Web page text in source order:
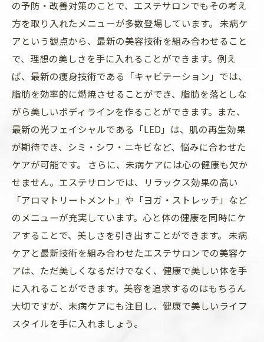
の予防・改善対策のことで、エステサロンでもその考え
方を取り入れたメニューが多数登場しています。 未病ケ
アという観点から、最新の美容技術を組み合わせること
で、理想の美しさを手に入れることができます。例え
ば、最新の痩身技術である「キャビテーション」では、
脂肪を効率的に燃焼させることができ、脂肪を落としな
がら美しいボディラインを作ることができます。また、
最新の光フェイシャルである「LED」は、肌の再生効果
が期待でき、シミ・シワ・ニキビなど、悩みに合わせた
ケアが可能です。 さらに、未病ケアには心の健康も欠か
せません。エステサロンでは、リラックス効果の高い
「アロマトリートメント」や「ヨガ・ストレッチ」など
のメニューが充実しています。心と体の健康を同時にケ
アすることで、美しさを引き出すことができます。 未病
ケアと最新技術を組み合わせたエステサロンでの美容ケ
アは、ただ美しくなるだけでなく、健康で美しい体を手
に入れることができます。美容を追求するのはもちろん
大切ですが、未病ケアにも注目し、健康で美しいライフ
スタイルを手に入れましょう。